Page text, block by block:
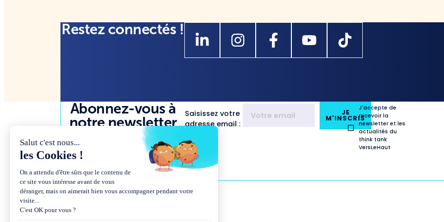
Restez connectés !
Abonnez-vous à
notre newsletter
Saisissez votre
adresse email :
JE
M'INSCRIS
J'accepte de
recevoir la
newsletter et les
actualités du
think tank
VersLeHaut